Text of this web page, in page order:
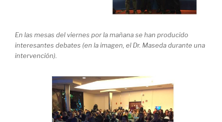
En las mesas del viernes por la mañana se han producido
interesantes debates (en la imagen, el Dr. Maseda durante una
intervención).